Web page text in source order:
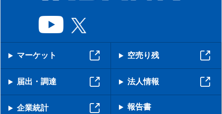
マーケット 空売り残
届出・調達 法人情報
企業統計 報告書